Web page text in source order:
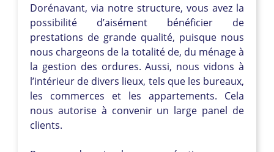
Dorénavant, via notre structure, vous avez la
possibilité d’aisément bénéficier de
prestations de grande qualité, puisque nous
nous chargeons de la totalité de, du ménage à
la gestion des ordures. Aussi, nous vidons à
l’intérieur de divers lieux, tels que les bureaux,
les commerces et les appartements. Cela
nous autorise à convenir un large panel de
clients.